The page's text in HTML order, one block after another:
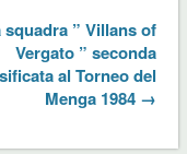
squadra ” Villans of
Vergato ” seconda
al Torneo del
Menga 1984 →